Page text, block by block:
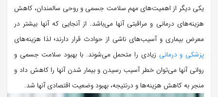
یکی دیگر از اهمیت‌های مهم سلامت جسمی و روحی سالمندان، کاهش
هزینه‌‌های درمانی و مراقبتی آنها می‌باشد. از آنجایی که آنها بیشتر در
معرض بیماری و آسیب‌های ناشی از حوادث قرار دارند؛ لذا هزینه‌های
پزشکی و درمانی زیادی را متحمل می‌شوند. با بهبود سلامت جسمی و
روانی آنها می‌توان خطر آسیب رسیدن و بیمار شدن آنها را کاهش داد و
منجر به کاهش هزینه‌ها و درنتیجه، بهبود وضعیت اقتصادی آنها شد.